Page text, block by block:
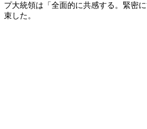
プ大統領は「全面的に共感する。緊密
束した。